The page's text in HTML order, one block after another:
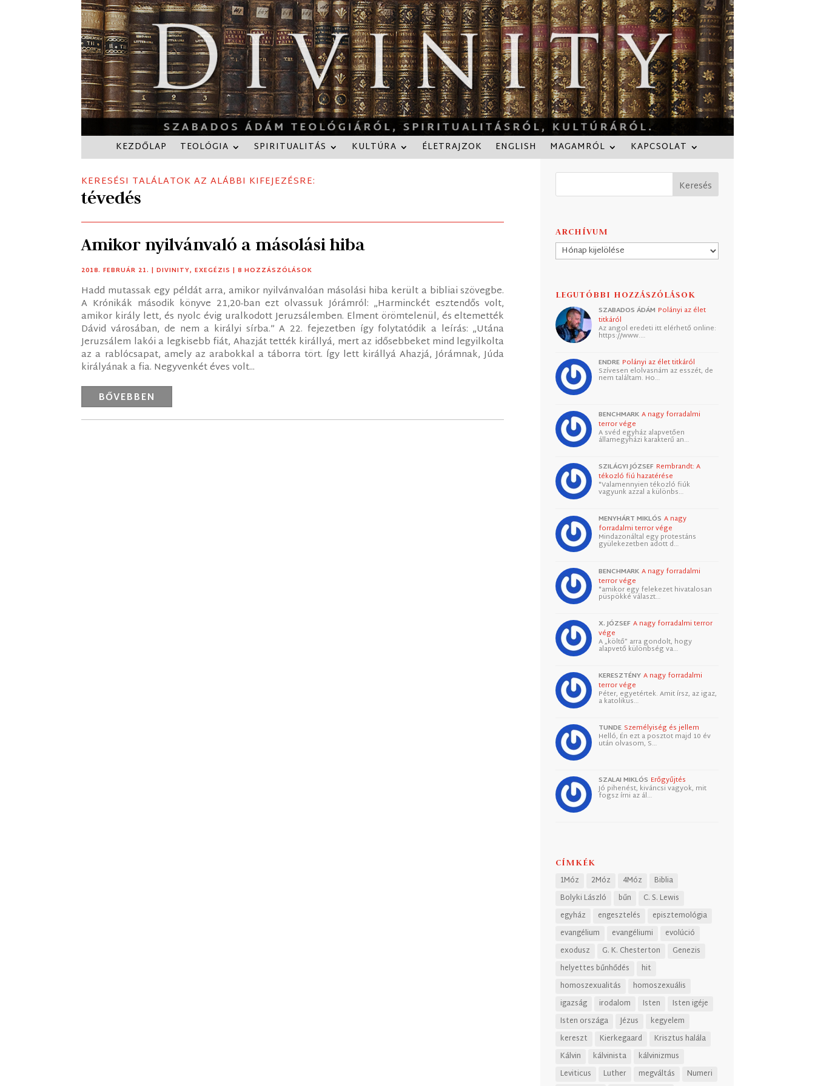
KEZDŐLAP TEOLÓGIA SPIRITUALITÁS KULTÚRA ÉLETRAJZOK ENGLISH MAGAMRÓL KAPCSOLAT
KERESÉSI TALÁLATOK AZ ALÁBBI KIFEJEZÉSRE:
tévedés
Amikor nyilvánvaló a másolási hiba
2018. FEBRUÁR 21. |DIVINITY,EXEGÉZIS | 8 HOZZÁSZÓLÁSOK
Hadd mutassak egy példát arra, amikor nyilvánvalóan másolási hiba került a bibliai szövegbe.
A Krónikák második könyve 21,20-ban ezt olvassuk Jórámról: „Harminckét esztendős volt,
amikor király lett, és nyolc évig uralkodott Jeruzsálemben. Elment örömtelenül, és eltemették
Dávid városában, de nem a királyi sírba.” A 22. fejezetben így folytatódik a leírás: „Utána
Jeruzsálem lakói a legkisebb fiát, Ahazját tették királlyá, mert az idősebbeket mind legyilkolta
az a rablócsapat, amely az arabokkal a táborra tört. Így lett királlyá Ahazjá, Jórámnak, Júda
királyának a fia. Negyvenkét éves volt...
BŐVEBBEN
ARCHÍVUM
Archívum
LEGUTÓBBI HOZZÁSZÓLÁSOK
SZABADOS ÁDÁM Polányi az élet
titkáról
Az angol eredeti itt elérhető online:
https://www.…
ENDRE Polányi az élet titkáról
Szívesen elolvasnám az esszét, de
nem találtam. Ho…
BENCHMARK A nagy forradalmi
terror vége
A svéd egyház alapvetően
államegyházi karakterű an…
SZILÁGYI JÓZSEF Rembrandt: A
tékozló fiú hazatérése
"Valamennyien tékozló fiúk
vagyunk azzal a különbs…
MENYHÁRT MIKLÓS A nagy
forradalmi terror vége
Mindazonáltal egy protestáns
gyülekezetben adott d…
BENCHMARK A nagy forradalmi
terror vége
"amikor egy felekezet hivatalosan
püspökké választ…
X. JÓZSEF A nagy forradalmi terror
vége
A „költő” arra gondolt, hogy
alapvető különbség va…
KERESZTÉNY A nagy forradalmi
terror vége
Péter, egyetértek. Amit írsz, az igaz,
a katolikus…
TUNDE Személyiség és jellem
Helló, Én ezt a posztot majd 10 év
után olvasom, S…
SZALAI MIKLÓS Erőgyűjtés
Jó pihenést, kiváncsi vagyok, mit
fogsz írni az ál…
CÍMKÉK
1Móz 2Móz 4Móz
Biblia
Bolyki László
bűn
C. S. Lewis
egyház
engesztelés
episztemológia
evangélium
evangéliumi
evolúció
exodusz
G. K. Chesterton
Genezis
helyettes bűnhődés
hit
homoszexualitás
homoszexuális
igazság
irodalom Isten
Isten igéje
Isten országa
Jézus
kegyelem
kereszt
Kierkegaard
Krisztus halála
Kálvin
kálvinista
kálvinizmus
Leviticus
Luther megváltás
Numeri